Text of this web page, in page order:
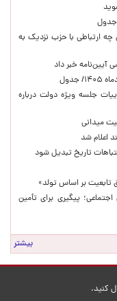
چه ارتباطی با حزب نزدیک به
آیین‌نامه خبر داد
جلسه ویژه دولت درباره
میدانی
تاریخ تبدیل شود
تابعیت بر اساس تولد»
پیگیری برای تأمین
بیشتر
کنید.